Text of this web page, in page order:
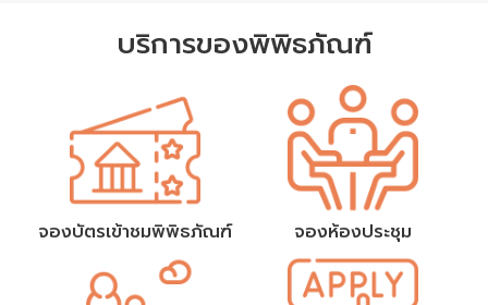
บริการของพิพิธภัณฑ์
จองบัตรเข้าชมพิพิธภัณฑ์ จองห้องประชุม